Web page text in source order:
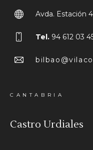
Avda. Estación
Tel. 94 612 03
CANTABRIA
Castro Urdiales